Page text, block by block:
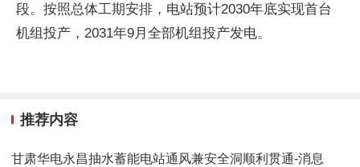
段。按照总体工期安排，电站预计2030年底实现首台
机组投产，2031年9月全部机组投产发电。
推荐内容
甘肃华电永昌抽水蓄能电站通风兼安全洞顺利贯通-消息